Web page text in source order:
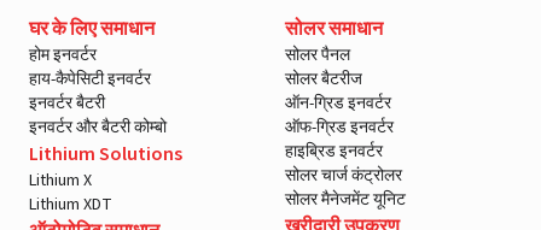
घर के लिए समाधान
होम इनवर्टर
हाय-कैपेसिटी इनवर्टर
इनवर्टर बैटरी
इनवर्टर और बैटरी कोम्बो
Lithium Solutions
Lithium X
Lithium XDT
सोलर समाधान
सोलर पैनल
सोलर बैटरीज
ऑन-ग्रिड इनवर्टर
ऑफ-ग्रिड इनवर्टर
हाइब्रिड इनवर्टर
सोलर चार्ज कंट्रोलर
सोलर मैनेजमेंट यूनिट